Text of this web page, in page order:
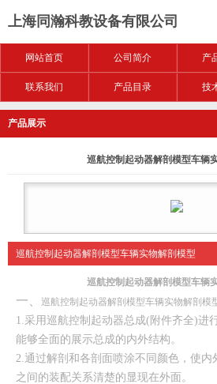
上海同瀚科教设备有限公司
网站首页 公司简介 产
联系我们 产品目录 技
产品展示
巡航控制起动器解剖模型车辆
巡航控制起动器解剖模型车辆实物解剖模型
巡航控制起动器解剖模型车辆
一、 巡航控制起动器解剖模型车辆实物解剖模
1.采用巡航控制起动器总成(附件齐全)进
能够全面的展示总成的内外结构。
2.通过解剖和各剖面喷涂不同颜色，使内
之间的装配关系清楚的显现在外面。